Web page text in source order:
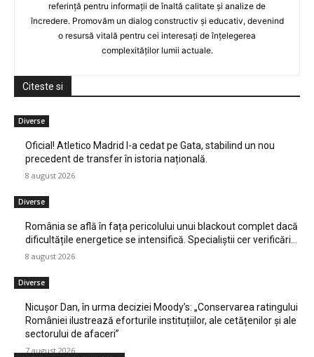
referință pentru informații de înaltă calitate și analize de
încredere. Promovăm un dialog constructiv și educativ, devenind
o resursă vitală pentru cei interesați de înțelegerea
complexităților lumii actuale.
Citeste si
Diverse
Oficial! Atletico Madrid l-a cedat pe Gata, stabilind un nou
precedent de transfer în istoria națională.
8 august 2026
Diverse
România se află în fața pericolului unui blackout complet dacă
dificultățile energetice se intensifică. Specialiștii cer verificări…
8 august 2026
Diverse
Nicușor Dan, în urma deciziei Moody’s: „Conservarea ratingului
României ilustrează eforturile instituțiilor, ale cetățenilor și ale
sectorului de afaceri”
7 august 2026